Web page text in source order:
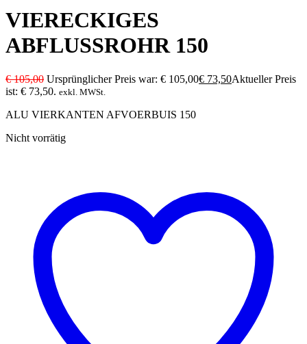
VIERECKIGES
ABFLUSSROHR 150
€105,00 Ursprünglicher Preis war: € 105,00€ 73,50Aktueller Preis
ist: € 73,50. exkl. MWSt.
ALU VIERKANTEN AFVOERBUIS 150
Nicht vorrätig